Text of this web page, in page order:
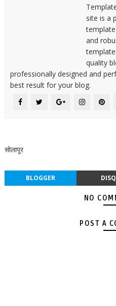
site is a
and
quality
professionally designed and
best result for your blog.
सोलापूर
BLOGGER
NO
POST A